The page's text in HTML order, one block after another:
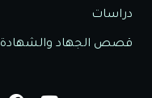
دراسات
قصص الجهاد والشهادة